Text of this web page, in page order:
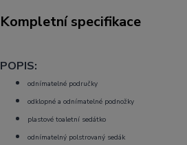
Kompletní specifikace
POPIS:
odnímatelné područky
odklopné a odnímatelné podnožky
plastové toaletní sedátko
odnímatelný polstrovaný sedák